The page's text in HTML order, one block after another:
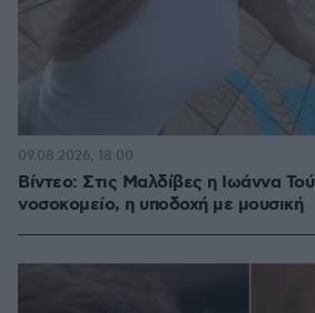
Βίντεο: Στις Μαλδίβες η Ιωάννα
νοσοκομείο, η υποδοχή με μουσική
09.08.2026, 18:00